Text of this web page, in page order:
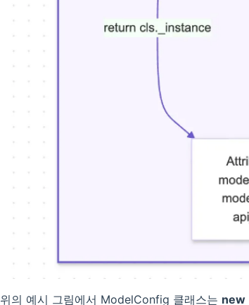
위의 예시 그림에서 ModelConfig 클래스는 new